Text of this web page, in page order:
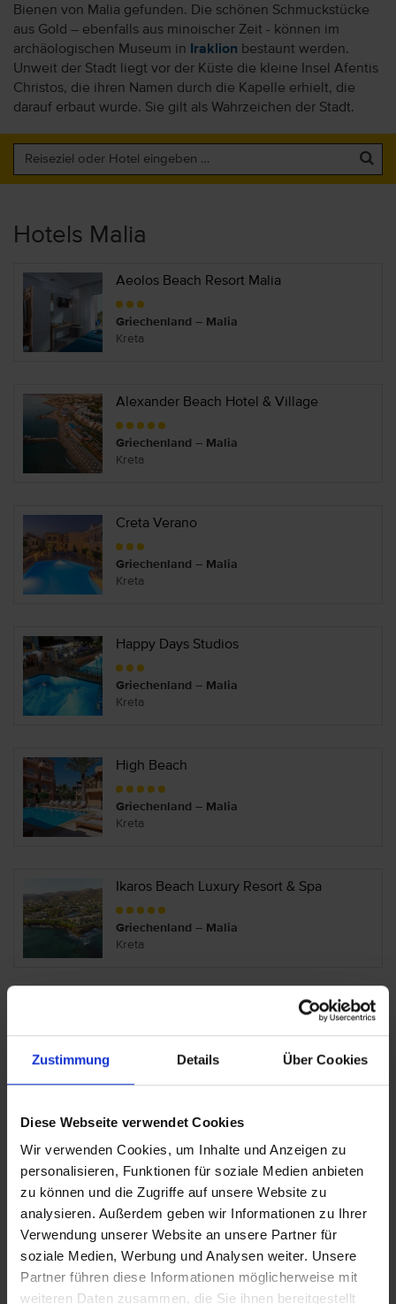
Zustimmung Details Über Cookies
Diese Webseite verwendet Cookies
Wir verwenden Cookies, um Inhalte und Anzeigen zu
personalisieren, Funktionen für soziale Medien anbieten
zu können und die Zugriffe auf unsere Website zu
analysieren. Außerdem geben wir Informationen zu Ihrer
Verwendung unserer Website an unsere Partner für
soziale Medien, Werbung und Analysen weiter. Unsere
Partner führen diese Informationen möglicherweise mit
weiteren Daten zusammen, die Sie ihnen bereitgestellt
Bienen von Malia gefunden. Die schönen Schmuckstücke
aus Gold – ebenfalls aus minoischer Zeit - können im
archäologischen Museum in
Iraklion bestaunt werden.
Unweit der Stadt liegt vor der Küste die kleine Insel Afentis
Christos, die ihren Namen durch die Kapelle erhielt, die
darauf erbaut wurde. Sie gilt als Wahrzeichen der Stadt.
Hotels Malia
Aeolos Beach Resort Malia
Griechenland – Malia
Kreta
Alexander Beach Hotel & Village
Griechenland – Malia
Kreta
Creta Verano
Griechenland – Malia
Kreta
Happy Days Studios
Griechenland – Malia
Kreta
High Beach
Griechenland – Malia
Kreta
Ikaros Beach Luxury Resort & Spa
Griechenland – Malia
Kreta
Kristalli Appartements
Griechenland – Malia
Kreta
Malia Holidays
Griechenland – Malia